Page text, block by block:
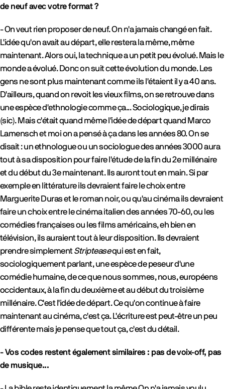
de neuf avec votre format ?
- On veut rien proposer de neuf. On n'a jamais changé en fait.
L'idée qu'on avait au départ, elle restera la même, même
maintenant. Alors oui, la technique a un petit peu évolué. Mais le
monde a évolué. Donc on suit cette évolution du monde. Les
gens ne sont plus maintenant comme ils l'étaient il y a 40 ans.
D'ailleurs, quand on revoit les vieux films, on se retrouve dans
une espèce d'ethnologie comme ça... Sociologique, je dirais
(sic). Mais c'était quand même l'idée de départ quand Marco
Lamensch et moi on a pensé à ça dans les années 80. On se
disait : un ethnologue ou un sociologue des années 3000 aura
tout à sa disposition pour faire l'étude de la fin du 2e millénaire
et du début du 3e maintenant. Ils auront tout en main. Si par
exemple en littérature ils devraient faire le choix entre
Marguerite Duras et le roman noir, ou qu'au cinéma ils devraient
faire un choix entre le cinéma italien des années 70-60, ou les
comédies françaises ou les films américains, eh bien en
télévision, ils auraient tout à leur disposition. Ils devraient
prendre simplementStripteasequi est en fait,
sociologiquement parlant, une espèce de peseur d'une
comédie humaine, de ce que nous sommes, nous, européens
occidentaux, à la fin du deuxième et au début du troisième
millénaire. C'est l'idée de départ. Ce qu'on continue à faire
maintenant au cinéma, c'est ça. L'écriture est peut-être un peu
différente mais je pense que tout ça, c'est du détail.
- Vos codes restent également similaires : pas de voix-off, pas
de musique...